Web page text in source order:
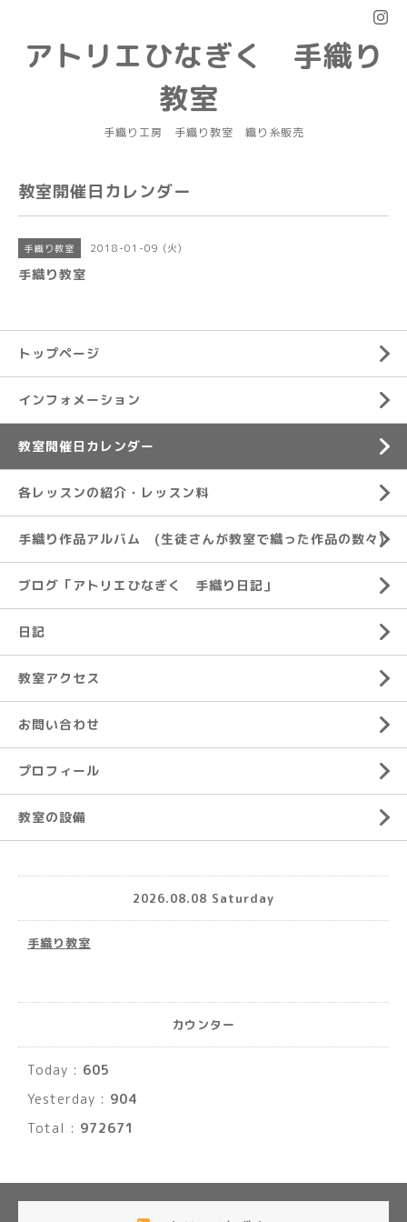
アトリエひなぎく 手織り
教室
手織り工房 手織り教室 織り糸販売
教室開催日カレンダー
手織り教室 2018-01-09 (火)
手織り教室
トップページ
インフォメーション
教室開催日カレンダー
各レッスンの紹介・レッスン料
手織り作品アルバム (生徒さんが教室で織った作品の数々)
ブログ「アトリエひなぎく 手織り日記」
日記
教室アクセス
お問い合わせ
プロフィール
教室の設備
2026.08.08 Saturday
手織り教室
カウンター
Today : 605
Yesterday : 904
Total : 972671